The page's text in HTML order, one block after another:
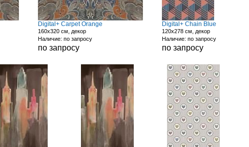
Digital+ Carpet Orange
160x320 см, декор
Наличие: по запросу
по запросу
Digital+ Chain Blue
120x278 см, декор
Наличие: по запросу
по запросу